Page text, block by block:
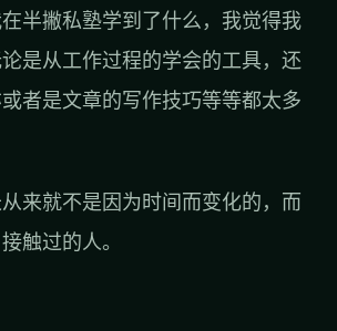
半撇私塾学到了什么，我觉得我
是从工作过程的学会的工具，还
者是文章的写作技巧等等都太多
来就不是因为时间而变化的，而
触过的人。